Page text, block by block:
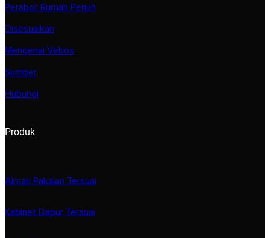
Perabot Rumah Penuh
Disesuaikan
Mengenai Vebos
Sumber
Hubungi
Produk
Almari Pakaian Tersuai
Kabinet Dapur Tersuai